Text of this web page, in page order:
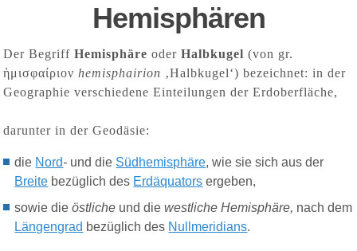
Hemisphären
Der BegriffHemisphäre oderHalbkugel (von gr.
ἡμισφαίριονhemisphairion ‚Halbkugel‘) bezeichnet: in der
Geographie verschiedene Einteilungen der Erdoberfläche,
darunter in derGeodäsie:
die Nord- und die Südhemisphäre, wie sie sich aus der
Breite bezüglich des Erdäquators ergeben,
sowie dieöstliche und diewestliche Hemisphäre, nach dem
Längengrad bezüglich des Nullmeridians.